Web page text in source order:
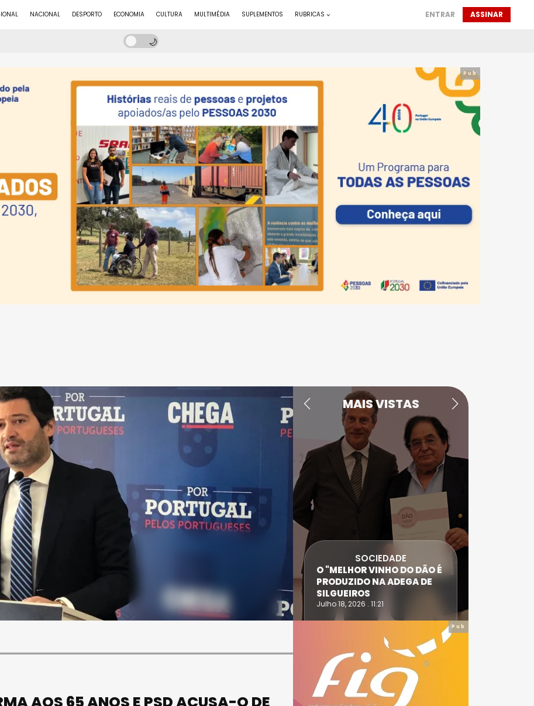
NACIONAL DESPORTO ECONOMIA CULTURA MULTIMÉDIA SUPLEMENTOS RUBRICAS ENTRAR ASSINAR
Pub
MAIS VISTAS
SOCIEDADE
CENTRO
Julho 11, 2026 . 10:41
SOCIEDADE
O "MELHOR VINHO DO DÃO É
PRODUZIDO NA ADEGA DE
SILGUEIROS
Julho 18, 2026 . 11:21
SOCIEDADE
ANTÓNIO SARAIVA E CARLA
DIAS SÃO AS VÍTIMAS DO
ACIDENTE EM CASTRO
Pub